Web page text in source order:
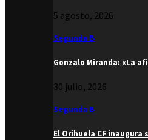
5 agosto, 2026
Segunda B
Gonzalo Miranda: «La
30 julio, 2026
Segunda B
El Orihuela CF inaugura